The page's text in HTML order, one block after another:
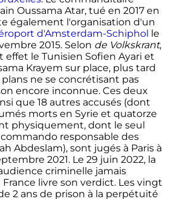
Oussama Atar, tué en 2017 en
également l'organisation d'un
d'Amsterdam-Schiphol le
2015. Selon de Volkskrant,
effet le Tunisien Sofien Ayari et
Krayem sur place, plus tard
plans ne se concrétisant pas
encore inconnue. Ces deux
que 18 autres accusés (dont
morts en Syrie et quatorze
physiquement, dont le seul
responsable des
Abdeslam), sont jugés à Paris à
2021. Le 29 juin 2022, la
criminelle jamais
livre son verdict. Les vingt
2 ansde prison à la perpétuité